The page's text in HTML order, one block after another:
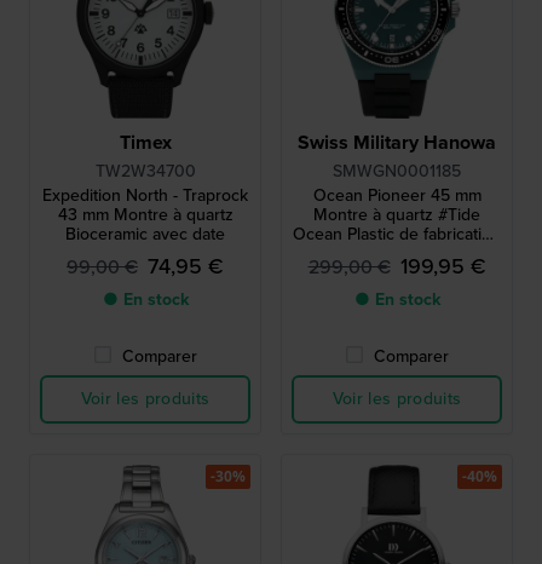
Timex
TW2W34700
Expedition North - Traprock
43 mm Montre à quartz
Bioceramic avec date
99,00 € 74,95 €
● En stock
Comparer
Voir les produits
Swiss Military Hanowa
SMWGN0001185
Ocean Pioneer 45 mm
Montre à quartz #Tide
Ocean Plastic de fabrication
suisse avec date
299,00 € 199,95 €
● En stock
Comparer
Voir les produits
-30% -40%